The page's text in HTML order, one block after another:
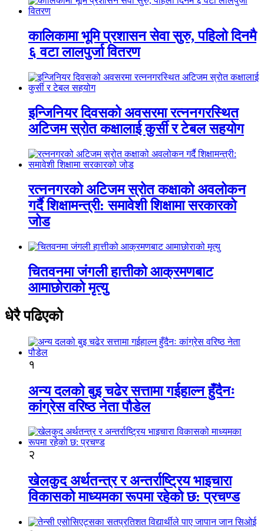
कालिकामा भूमि प्रशासन सेवा सुरु, पहिलो दिनमै
६ वटा लालपुर्जा वितरण
इन्जिनियर दिवसको अवसरमा रत्ननगरस्थित
अटिजम स्रोत कक्षालाई कुर्सी र टेबल सहयोग
रत्ननगरको अटिजम स्रोत कक्षाको अवलोकन
गर्दै शिक्षामन्त्री: समावेशी शिक्षामा सरकारको
जोड
चितवनमा जंगली हात्तीको आक्रमणबाट
आमाछोराको मृत्यु
धेरै पढिएको
१
अन्य दलको बुइ चढेर सत्तामा गईहाल्न हुँदैनः
कांग्रेस वरिष्ठ नेता पौडेल
२
खेलकुद अर्थतन्त्र र अन्तर्राष्ट्रिय भाइचारा
विकासको माध्यमका रूपमा रहेको छ: प्रचण्ड